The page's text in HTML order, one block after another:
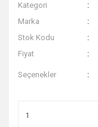
Kategori
Marka
Stok Kodu
Fiyat
Seçenekler